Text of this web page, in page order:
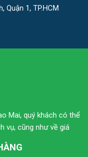
Quận 1, TP.HCM
Mai, quý khách có thể
vụ, cũng như về giá